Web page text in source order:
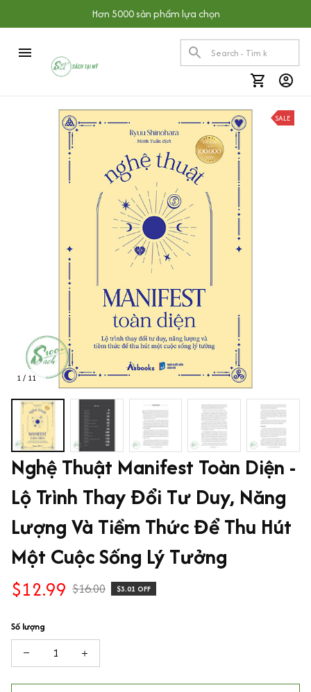
Hơn 5000 sản phẩm lựa chọn
1 / 11
SALE
Nghệ Thuật Manifest Toàn Diện -
Lộ Trình Thay Đổi Tư Duy, Năng
Lượng Và Tiềm Thức Để Thu Hút
Một Cuộc Sống Lý Tưởng
$12.99 $16.00 $3.01 OFF
Số lượng